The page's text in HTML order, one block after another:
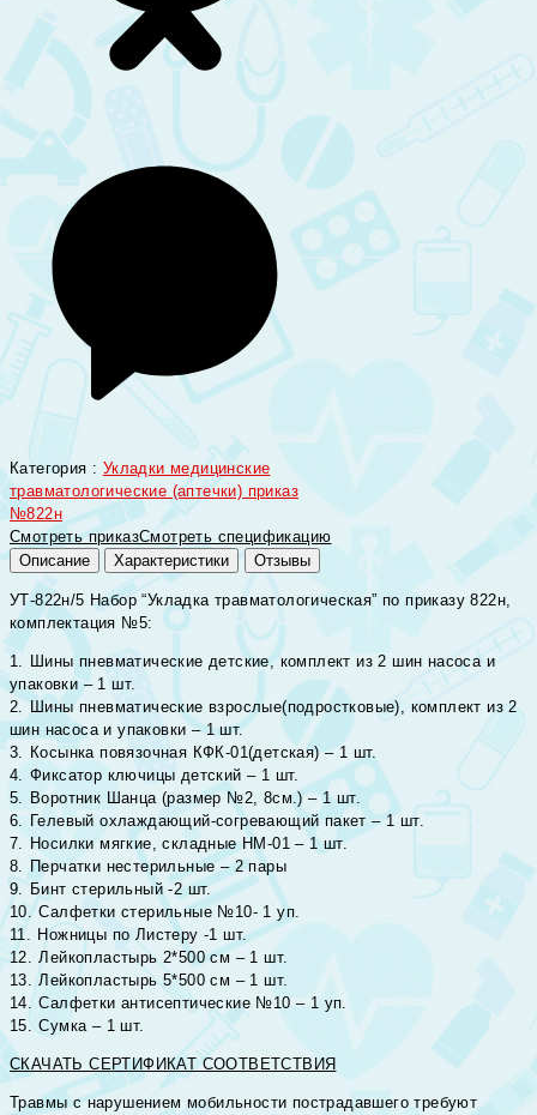
Категория : Укладки медицинские
травматологические (аптечки) приказ
№822н
Смотреть приказСмотреть спецификацию
Описание
Характеристики Отзывы
УТ-822н/5 Набор “Укладка травматологическая” по приказу 822н,
комплектация №5:
1.⁠ ⁠Шины пневматические детские, комплект из 2 шин насоса и
упаковки – 1 шт.
2.⁠ ⁠Шины пневматические взрослые(подростковые), комплект из 2
шин насоса и упаковки – 1 шт.
3.⁠ ⁠Косынка повязочная КФК-01(детская) – 1 шт.
4.⁠ ⁠Фиксатор ключицы детский – 1 шт.
5.⁠ ⁠Воротник Шанца (размер №2, 8см.) – 1 шт.
6.⁠ ⁠Гелевый охлаждающий-согревающий пакет – 1 шт.
7.⁠ ⁠Носилки мягкие, складные НМ-01 – 1 шт.
8.⁠ ⁠Перчатки нестерильные – 2 пары
9.⁠ ⁠Бинт стерильный -2 шт.
10.⁠ ⁠Салфетки стерильные №10- 1 уп.
11.⁠ ⁠Ножницы по Листеру -1 шт.
12.⁠ ⁠Лейкопластырь 2*500 см – 1 шт.
13.⁠ ⁠Лейкопластырь 5*500 см – 1 шт.
14.⁠ ⁠Салфетки антисептические №10 – 1 уп.
15.⁠ ⁠Сумка – 1 шт.
СКАЧАТЬ СЕРТИФИКАТ СООТВЕТСТВИЯ
Травмы с нарушением мобильности пострадавшего требуют